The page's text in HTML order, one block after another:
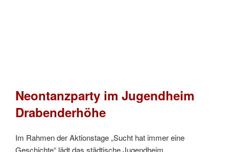
Neontanzparty im Jugendheim
Drabenderhöhe
Im Rahmen der Aktionstage „Sucht hat immer eine